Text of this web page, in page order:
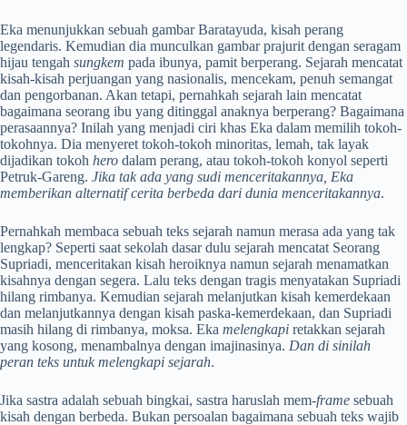
Eka menunjukkan sebuah gambar Baratayuda, kisah perang
legendaris. Kemudian dia munculkan gambar prajurit dengan seragam
hijau tengah sungkem pada ibunya, pamit berperang. Sejarah mencatat
kisah-kisah perjuangan yang nasionalis, mencekam, penuh semangat
dan pengorbanan. Akan tetapi, pernahkah sejarah lain mencatat
bagaimana seorang ibu yang ditinggal anaknya berperang? Bagaimana
perasaannya? Inilah yang menjadi ciri khas Eka dalam memilih tokoh-
tokohnya. Dia menyeret tokoh-tokoh minoritas, lemah, tak layak
dijadikan tokoh hero dalam perang, atau tokoh-tokoh konyol seperti
Petruk-Gareng. Jika tak ada yang sudi menceritakannya, Eka
memberikan alternatif cerita berbeda dari dunia menceritakannya.
Pernahkah membaca sebuah teks sejarah namun merasa ada yang tak
lengkap? Seperti saat sekolah dasar dulu sejarah mencatat Seorang
Supriadi, menceritakan kisah heroiknya namun sejarah menamatkan
kisahnya dengan segera. Lalu teks dengan tragis menyatakan Supriadi
hilang rimbanya. Kemudian sejarah melanjutkan kisah kemerdekaan
dan melanjutkannya dengan kisah paska-kemerdekaan, dan Supriadi
masih hilang di rimbanya, moksa. Eka melengkapi retakkan sejarah
yang kosong, menambalnya dengan imajinasinya. Dan di sinilah
peran teks untuk melengkapi sejarah.
Jika sastra adalah sebuah bingkai, sastra haruslah mem-frame sebuah
kisah dengan berbeda. Bukan persoalan bagaimana sebuah teks wajib